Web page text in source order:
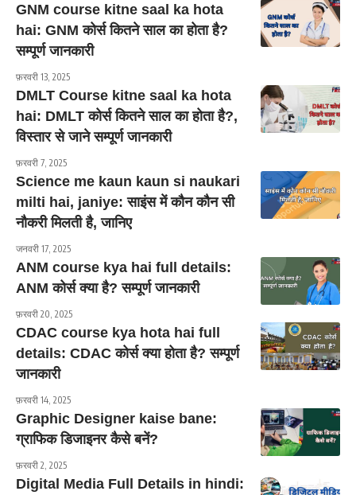
GNM course kitne saal ka hota
hai: GNM कोर्स कितने साल का होता है?
सम्पूर्ण जानकारी
फ़रवरी 13, 2025
DMLT Course kitne saal ka hota
hai: DMLT कोर्स कितने साल का होता है?,
विस्तार से जाने सम्पूर्ण जानकारी
फ़रवरी 7, 2025
Science me kaun kaun si naukari
milti hai, janiye: साइंस में कौन कौन सी
नौकरी मिलती है, जानिए
जनवरी 17, 2025
ANM course kya hai full details:
ANM कोर्स क्या है? सम्पूर्ण जानकारी
फ़रवरी 20, 2025
CDAC course kya hota hai full
details: CDAC कोर्स क्या होता है? सम्पूर्ण
जानकारी
फ़रवरी 14, 2025
Graphic Designer kaise bane:
ग्राफिक डिजाइनर कैसे बनें?
फ़रवरी 2, 2025
Digital Media Full Details in hindi: